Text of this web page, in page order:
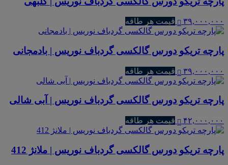
۳۹,۰۰۰,۰۰۰ قیمت هر طاقه
پارچه تریکو دورس گالکسی گردباف نوریس | بادمجانی
۳۹,۰۰۰,۰۰۰ قیمت هر طاقه
پارچه تریکو دورس گالکسی گردباف نوریس | آبی شالی
۴۲,۰۰۰,۰۰۰ قیمت هر طاقه
پارچه تریکو دورس گالکسی گردباف نوریس | ملانژ 412